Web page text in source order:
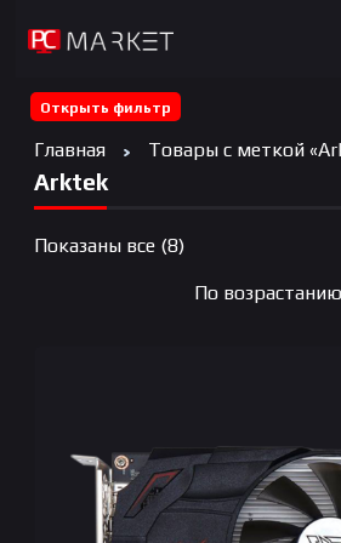
Открыть фильтр
Главная Товары с меткой
Arktek
Показаны все (8)Цены:
возрастанию
По
По убыванию